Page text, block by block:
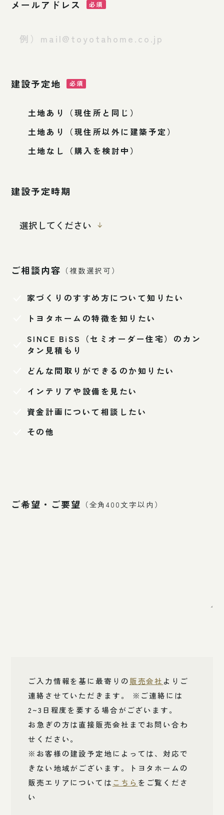
メールアドレス
建設予定地
土地あり（現住所と同じ）
土地あり（現住所以外に建築予定）
土地なし（購入を検討中）
建設予定時期
ご相談内容 （複数選択可）
家づくりのすすめ方について知りたい
トヨタホームの特徴を知りたい
SINCE BiSS（セミオーダー住宅）のカン
タン見積もり
どんな間取りができるのか知りたい
インテリアや設備を見たい
資金計画について相談したい
その他
ご希望・ご要望 （全角400文字以内）
ご入力情報を基に最寄りの販売会社 よりご
連絡させていただきます。 ※ご連絡には
2~3日程度を要する場合がございます。
お急ぎの方は直接販売会社までお問い合わ
せください。
※お客様の建設予定地によっては、対応で
きない地域がございます。トヨタホームの
販売エリアについては こちら をご覧くださ
い